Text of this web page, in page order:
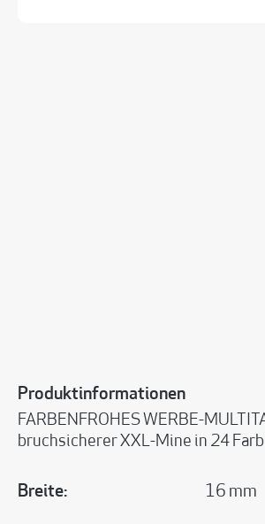
Produktinformationen
FARBENFROHES WERBE-
bruchsicherer XXL-Mine in 24
Breite: 16 mm